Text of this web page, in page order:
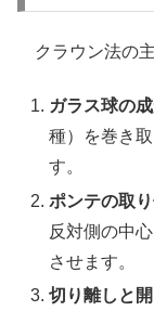
クラウン法の
ガラス球の
種）を巻き
す。
ポンテの取
反対側の中
させます。
切り離しと